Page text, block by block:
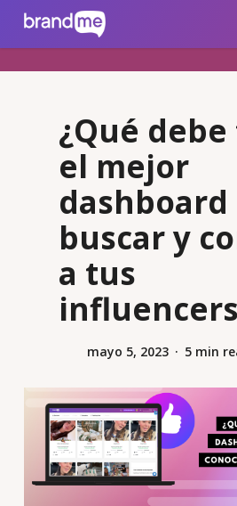
brandme.la
¿Qué
el mejor
dashboard
buscar y
a tus
mayo 5, 2023 5 min